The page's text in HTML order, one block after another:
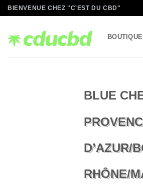
Passer
au
contenu
BIENVENUE CHEZ "C'EST DU CBD"
BOUTIQUE
BLUE
D’AZUR/
RHÔNE/